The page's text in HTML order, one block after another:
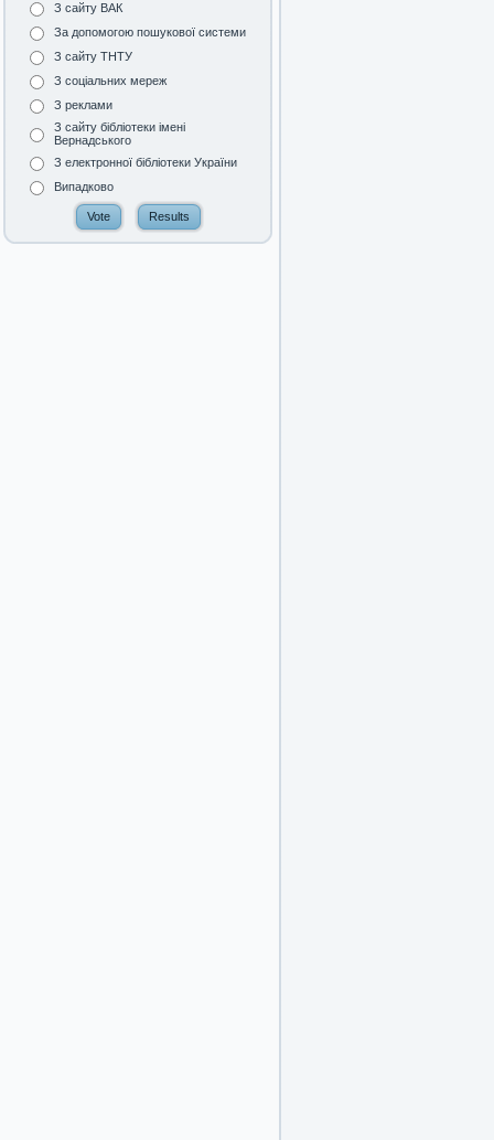
З сайту ВАК
За допомогою пошукової системи
З сайту ТНТУ
З соціальних мереж
З реклами
З сайту бібліотеки імені
Вернадського
З електронної бібліотеки України
Випадково